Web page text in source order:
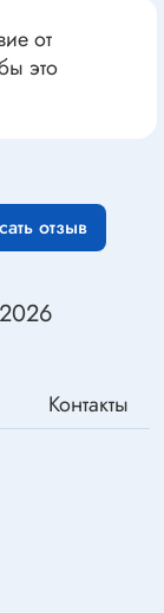
от
это
отзыв
Контакты